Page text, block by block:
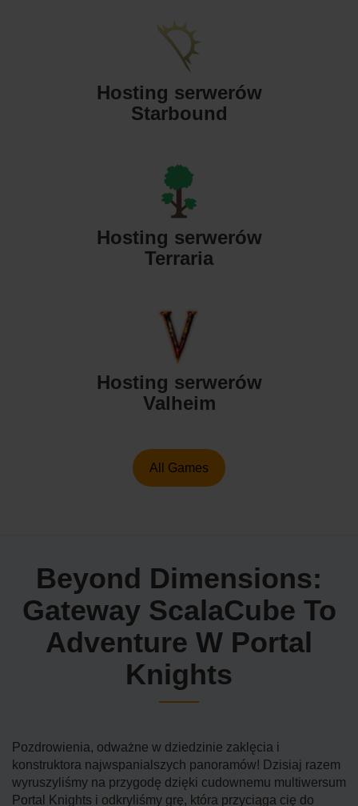
Hosting serwerów
Starbound
Hosting serwerów
Terraria
Hosting serwerów
Valheim
All Games
Beyond Dimensions:
Gateway ScalaCube To
Adventure W Portal
Knights
Pozdrowienia, odważne w dziedzinie zaklęcia i
konstruktora najwspanialszych panoramów! Dzisiaj razem
wyruszyliśmy na przygodę dzięki cudownemu multiwersum
Portal Knights i odkryliśmy grę, która przyciąga cię do